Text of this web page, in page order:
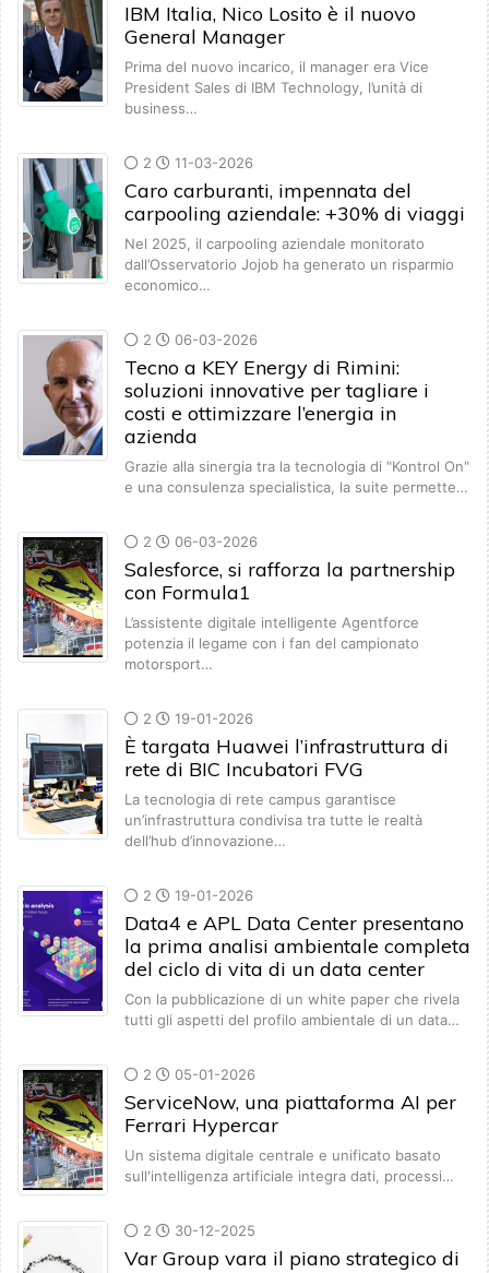
IBM Italia, Nico Losito è il nuovo
General Manager
Prima del nuovo incarico, il manager era Vice
President Sales di IBM Technology, l’unità di
business…
2 11-03-2026
Caro carburanti, impennata del
carpooling aziendale: +30% di viaggi
Nel 2025, il carpooling aziendale monitorato
dall’Osservatorio Jojob ha generato un risparmio
economico…
2 06-03-2026
Tecno a KEY Energy di Rimini:
soluzioni innovative per tagliare i
costi e ottimizzare l’energia in
azienda
Grazie alla sinergia tra la tecnologia di "Kontrol On"
e una consulenza specialistica, la suite permette…
2 06-03-2026
Salesforce, si rafforza la partnership
con Formula1
L’assistente digitale intelligente Agentforce
potenzia il legame con i fan del campionato
motorsport…
2 19-01-2026
È targata Huawei l’infrastruttura di
rete di BIC Incubatori FVG
La tecnologia di rete campus garantisce
un’infrastruttura condivisa tra tutte le realtà
dell’hub d’innovazione…
2 19-01-2026
Data4 e APL Data Center presentano
la prima analisi ambientale completa
del ciclo di vita di un data center
Con la pubblicazione di un white paper che rivela
tutti gli aspetti del profilo ambientale di un data…
2 05-01-2026
ServiceNow, una piattaforma AI per
Ferrari Hypercar
Un sistema digitale centrale e unificato basato
sull'intelligenza artificiale integra dati, processi…
2 30-12-2025
Var Group vara il piano strategico di